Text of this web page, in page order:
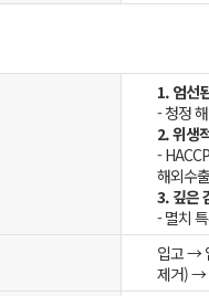
1. 엄선
- 청정
2. 위생
-
해외수
3. 깊은
- 멸치
입고 →
제거) →